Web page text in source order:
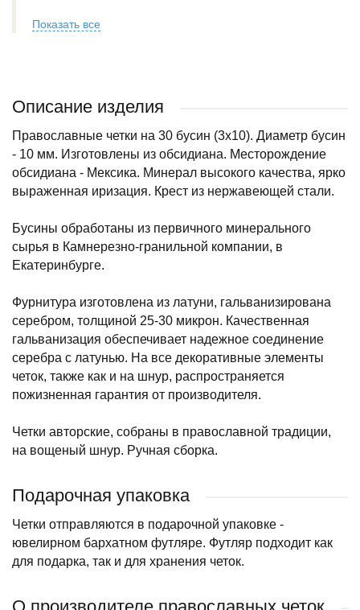
Показать все
Описание изделия
Православные четки на 30 бусин (3х10). Диаметр бусин
- 10 мм. Изготовлены из обсидиана. Месторождение
обсидиана - Мексика. Минерал высокого качества, ярко
выраженная иризация. Крест из нержавеющей стали.
Бусины обработаны из первичного минерального
сырья в Камнерезно-гранильной компании, в
Екатеринбурге.
Фурнитура изготовлена из латуни, гальванизирована
серебром, толщиной 25-30 микрон. Качественная
гальванизация обеспечивает надежное соединение
серебра с латунью. На все декоративные элементы
четок, также как и на шнур, распространяется
пожизненная гарантия от производителя.
Четки авторские, собраны в православной традиции,
на вощеный шнур. Ручная сборка.
Подарочная упаковка
Четки отправляются в подарочной упаковке -
ювелирном бархатном футляре. Футляр подходит как
для подарка, так и для хранения четок.